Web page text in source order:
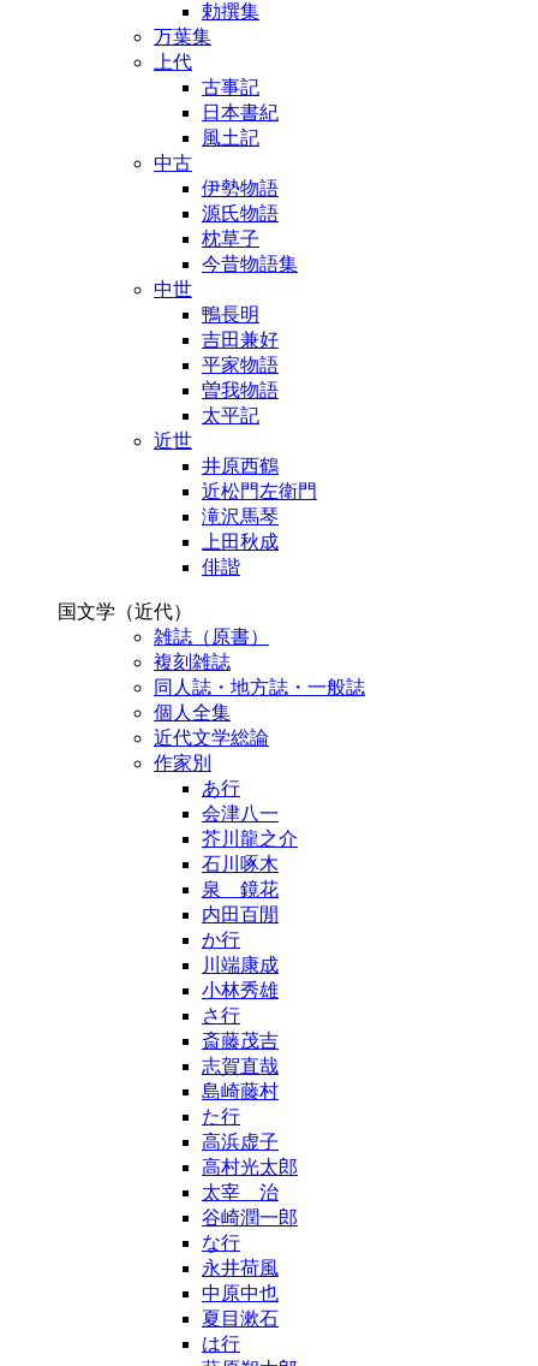
勅撰集
万葉集
上代
古事記
日本書紀
風土記
中古
伊勢物語
源氏物語
枕草子
今昔物語集
中世
鴨長明
吉田兼好
平家物語
曽我物語
太平記
近世
井原西鶴
近松門左衛門
滝沢馬琴
上田秋成
俳諧
国文学（近代）
雑誌（原書）
複刻雑誌
同人誌・地方誌・一般誌
個人全集
近代文学総論
作家別
あ行
会津八一
芥川龍之介
石川啄木
泉 鏡花
内田百閒
か行
川端康成
小林秀雄
さ行
斎藤茂吉
志賀直哉
島崎藤村
た行
高浜虚子
高村光太郎
太宰 治
谷崎潤一郎
な行
永井荷風
中原中也
夏目漱石
は行